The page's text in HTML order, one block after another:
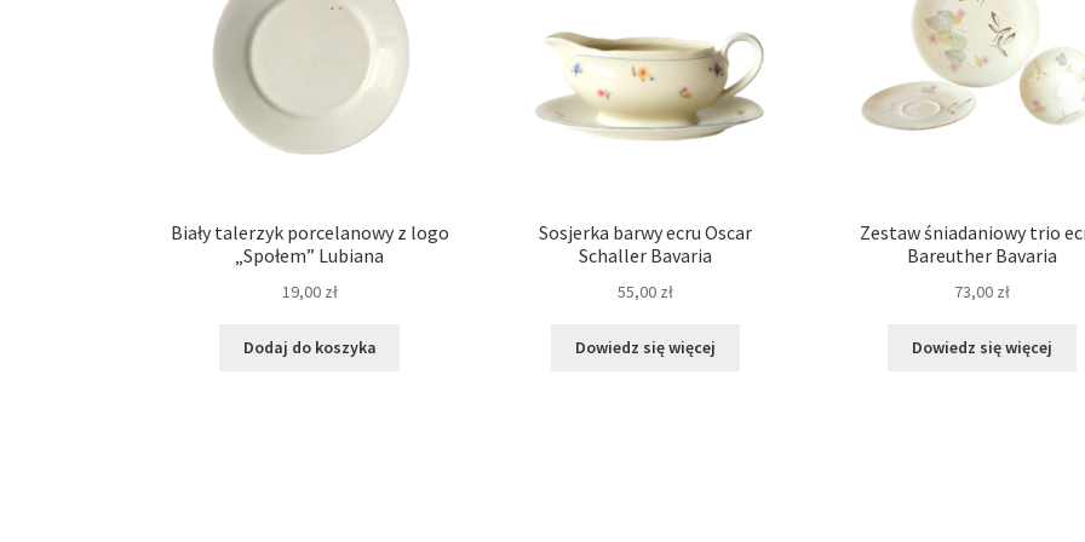
Biały talerzyk porcelanowy z logo
„Społem” Lubiana
19,00 zł
Dodaj do koszyka
Sosjerka barwy ecru Oscar
Schaller Bavaria
55,00 zł
Dowiedz się więcej
Zestaw śniadaniowy trio
Bareuther Bavaria
73,00 zł
Dowiedz się więcej